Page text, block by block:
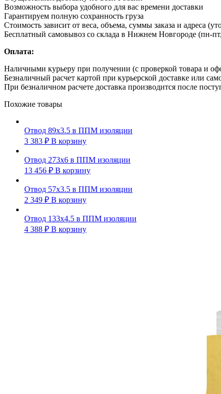
Возможность выбора удобного для вас времени доставки
Гарантируем полную сохранность груза
Стоимость зависит от веса, объема, суммы заказа и адреса
Бесплатный самовывоз со склада в Нижнем Новгороде (пн-
Оплата:
Наличными курьеру при получении (с проверкой товара и
Безналичный расчет картой при курьерской доставке или
При безналичном расчете доставка производится после
Похожие товары
Отвод 89х3.5 в ППМ изоляции
3 383 ₽ В корзину
Отвод 273х6 в ППМ изоляции
13 456 ₽ В корзину
Отвод 57х3.5 в ППМ изоляции
2 349 ₽ В корзину
Отвод 133х4.5 в ППМ изоляции
4 388 ₽ В корзину